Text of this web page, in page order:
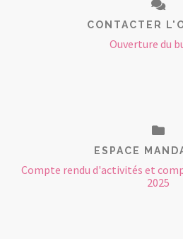
CONTACTER
Ouverture du
ESPACE
Compte rendu d'activités et
2025